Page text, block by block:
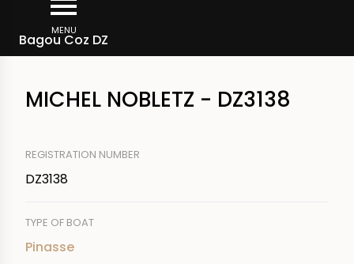
main
MENU
Bagou Coz DZ
Breadcrumb
MICHEL NOBLETZ - DZ3138
REGISTRATION NUMBER
DZ3138
TYPE OF BOAT
Pinasse